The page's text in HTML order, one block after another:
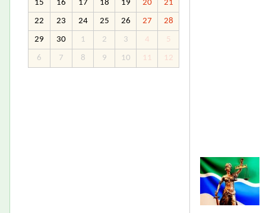
15 16 17 18 19 20 21
22 23 24 25 26 27 28
29 30 1 2 3 4 5
6 7 8 9 10 11 12